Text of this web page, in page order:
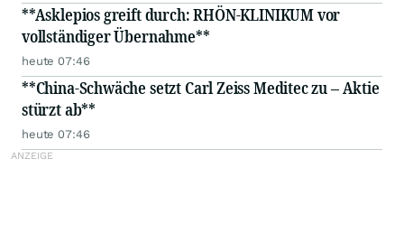
**Asklepios greift durch: RHÖN-KLINIKUM vor
vollständiger Übernahme**
heute 07:46
**China-Schwäche setzt Carl Zeiss Meditec zu – Aktie
stürzt ab**
heute 07:46